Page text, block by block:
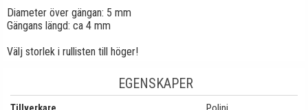
Diameter över gängan: 5 mm
Gängans längd: ca 4 mm
Välj storlek i rullisten till höger!
EGENSKAPER